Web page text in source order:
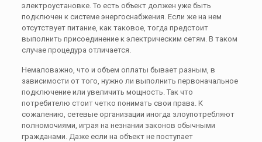
электроустановке. То есть объект должен уже быть
подключен к системе энергоснабжения. Если же на нем
отсутствует питание, как таковое, тогда предстоит
выполнить присоединение к электрическим сетям. В таком
случае процедура отличается.
Немаловажно, что и объем оплаты бывает разным, в
зависимости от того, нужно ли выполнить первоначальное
подключение или увеличить мощность. Так что
потребителю стоит четко понимать свои права. К
сожалению, сетевые организации иногда злоупотребляют
полномочиями, играя на незнании законов обычными
гражданами. Даже если на объект не поступает